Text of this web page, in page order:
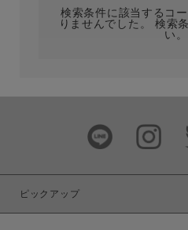
検索条件に該当するコ
りませんでした。 検索
い。
ピックアップ